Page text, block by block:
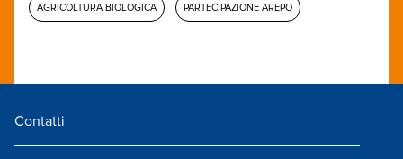
AGRICOLTURA BIOLOGICA PARTECIPAZIONE AREPO
Contatti